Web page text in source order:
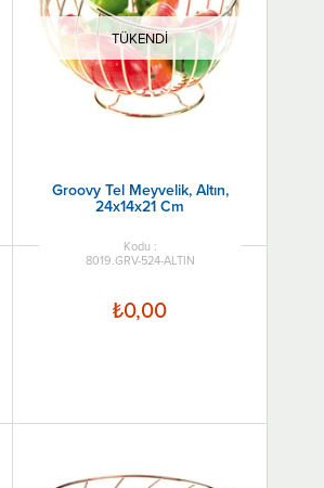
TÜKENDI
Groovy Tel Meyvelik, Altın,
24x14x21 Cm
8019.GRV-524-ALTIN
₺0,00